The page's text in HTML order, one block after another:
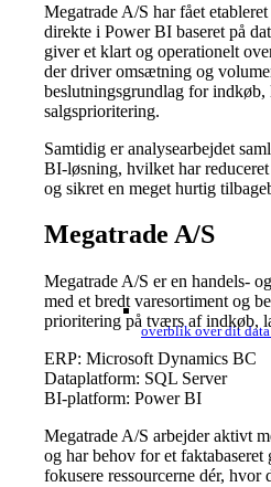
overblik over dit data
Megatrade A/S har fået
direkte i Power BI baseret på
giver et klart og operationelt
der driver omsætning og
beslutningsgrundlag for indkøb,
salgsprioritering.
Samtidig er analysearbejdet
BI-løsning, hvilket har
og sikret en meget hurtig
Megatrade A/S
Megatrade A/S er en handels-
med et bredt varesortiment og
prioritering på tværs af indkøb,
ERP: Microsoft Dynamics BC
Dataplatform: SQL Server
BI-platform: Power BI
Megatrade A/S arbejder aktivt
og har behov for et
fokusere ressourcerne dér, hvor